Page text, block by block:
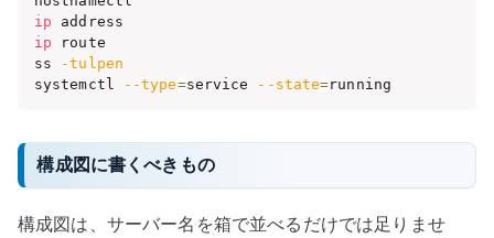
ip
ip route
ss
-tulpen
systemctl
--type=service --state=running
構成図に書くべきもの
構成図は、サーバー名を箱で並べるだけでは足りませ